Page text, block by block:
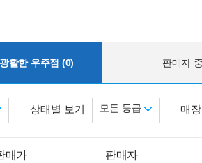
활한 우주점 (0) 판매자
매
상태별 보기 모든 등급
매가 판매자